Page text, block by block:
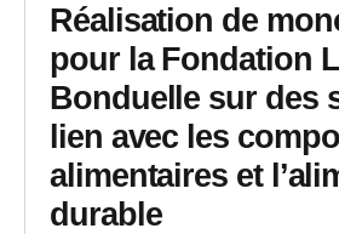
Réalisation de
pour la Fondation
Bonduelle sur des
lien avec les
alimentaires et
durable